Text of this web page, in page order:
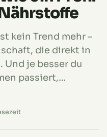
kein Trend mehr –
die direkt in
je besser du
passiert,…